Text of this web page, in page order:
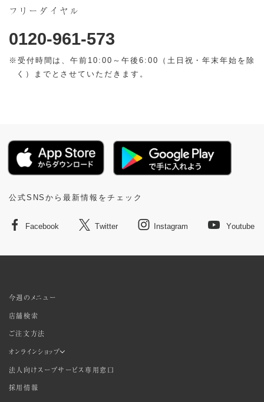
フリーダイヤル
0120-961-573
※受付時間は、午前10:00～午後6:00（土日祝・年末年始を除
く）までとさせていただきます。
公式SNSから最新情報をチェック
Facebook Twitter Instagram Youtube
今週のメニュー
店舗検索
ご注文方法
オンラインショップ
法人向けスープサービス専用窓口
採用情報